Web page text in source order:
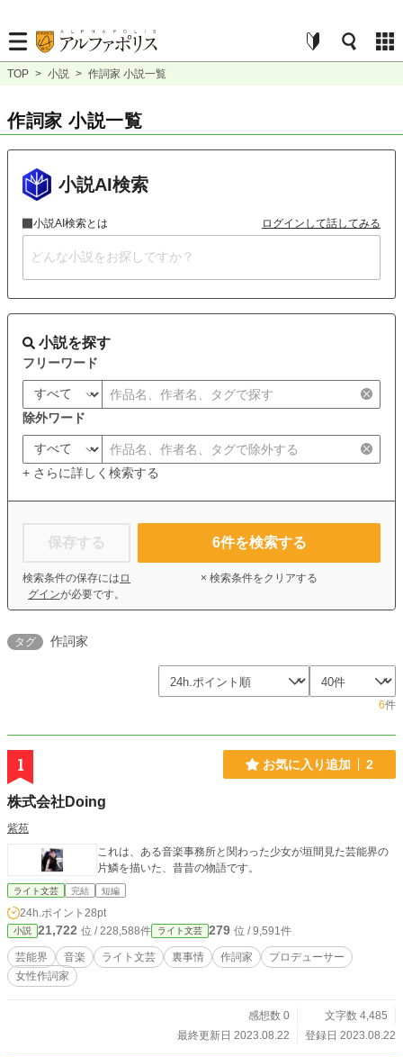
TOP > 小説 > 作詞家 小説一覧
作詞家 小説一覧
小説AI検索
小説AI検索とは ログインして話してみる
小説を探す
フリーワード
除外ワード
+ さらに詳しく検索する
保存する
検索条件の保存には ロ
グインが必要です。
6件を検索する
× 検索条件をクリアする
タグ 作詞家
6件
1 お気に入り追加 2
株式会社Doing
紫苑
これは、ある音楽事務所と関わった少女が垣間見た芸能界の
片鱗を描いた、昔昔の物語です。
ライト文芸 完結 短編
24h.ポイント 28pt
小説 21,722 位 / 228,588件 ライト文芸 279 位 / 9,591件
芸能界 音楽 ライト文芸 裏事情 作詞家
プロデューサー
女性作詞家
感想数 0
文字数 4,485
最終更新日 2023.08.22
登録日 2023.08.22